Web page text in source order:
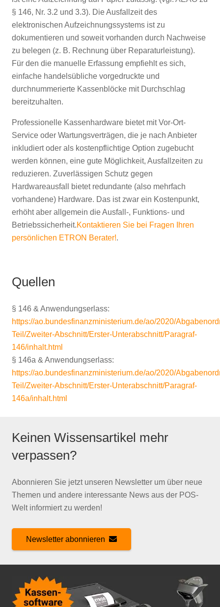
§ 146, Nr. 3.2 und 3.3). Die Ausfallzeit des
elektronischen Aufzeichnungssystems ist zu
dokumentieren und soweit vorhanden durch Nachweise
zu belegen (z. B. Rechnung über Reparaturleistung).
Für den die manuelle Erfassung empfiehlt es sich,
einfache handelsübliche vorgedruckte und
durchnummerierte Kassenblöcke mit Durchschlag
bereitzuhalten.
Professionelle Kassenhardware bietet mit Vor-Ort-
Service oder Wartungsverträgen, die je nach Anbieter
inkludiert oder als kostenpflichtige Option zugebucht
werden können, eine gute Möglichkeit, Ausfallzeiten zu
reduzieren. Zuverlässigen Schutz gegen
Hardwareausfall bietet redundante (also mehrfach
vorhandene) Hardware. Das ist zwar ein Kostenpunkt,
erhöht aber allgemein die Ausfall-, Funktions- und
Betriebssicherheit.Kontaktieren Sie bei Fragen Ihren
persönlichen ETRON Berater!.
Quellen
§ 146 & Anwendungserlass:
https://ao.bundesfinanzministerium.de/ao/2020/
Teil/Zweiter-Abschnitt/Erster-Unterabschnitt/Paragraf-
146/inhalt.html
§ 146a & Anwendungserlass:
https://ao.bundesfinanzministerium.de/ao/2020/
Teil/Zweiter-Abschnitt/Erster-Unterabschnitt/Paragraf-
146a/inhalt.html
Keinen Wissensartikel mehr
verpassen?
Abonnieren Sie jetzt unseren Newsletter um über neue
Themen und andere interessante News aus der POS-
Welt informiert zu werden!
Newsletter abonnieren